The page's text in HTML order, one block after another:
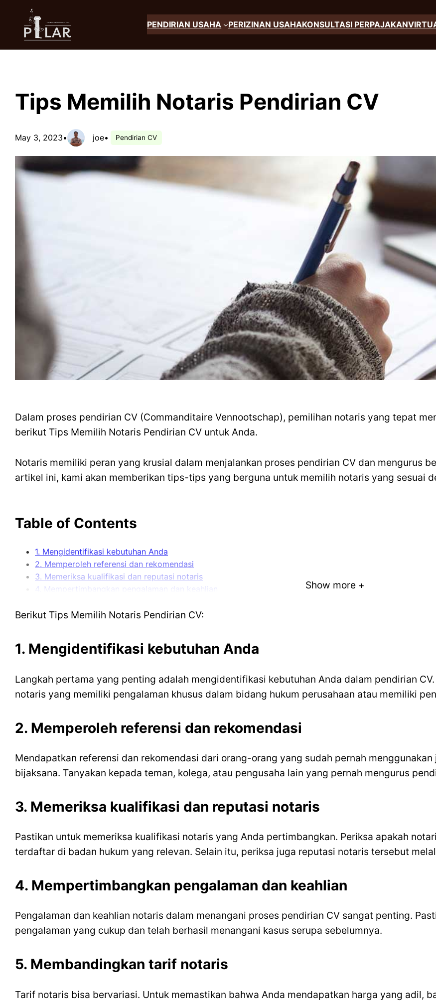
content
PENDIRIAN USAHA PERIZINAN USAHAKONSULTASI PERPAJAKAN
Tips Memilih Notaris Pendirian CV
May 3, 2023• joe• Pendirian CV
Dalam proses pendirian CV (Commanditaire Vennootschap), pemilihan notaris yang tepat
berikut Tips Memilih Notaris Pendirian CV untuk Anda.
Notaris memiliki peran yang krusial dalam menjalankan proses pendirian CV dan mengurus
artikel ini, kami akan memberikan tips-tips yang berguna untuk memilih notaris yang sesuai
Table of Contents
1. Mengidentifikasi kebutuhan Anda
2. Memperoleh referensi dan rekomendasi
3. Memeriksa kualifikasi dan reputasi notaris
4. Mempertimbangkan pengalaman dan keahlian
6. Memastikan ketersediaan dan komunikasi yang baik
9. Memahami peran dan tanggung jawab notaris
11. Melakukan pertemuan konsultasi
12. Memahami prosedur pendirian CV
13. Memeriksa fleksibilitas jadwal
15. Melakukan evaluasi pasca pendirian CV
Kesimpulan
Show more +
Berikut Tips Memilih Notaris Pendirian CV:
1. Mengidentifikasi kebutuhan Anda
Langkah pertama yang penting adalah mengidentifikasi kebutuhan Anda dalam pendirian
notaris yang memiliki pengalaman khusus dalam bidang hukum perusahaan atau memiliki
2. Memperoleh referensi dan rekomendasi
Mendapatkan referensi dan rekomendasi dari orang-orang yang sudah pernah
bijaksana. Tanyakan kepada teman, kolega, atau pengusaha lain yang pernah mengurus
3. Memeriksa kualifikasi dan reputasi notaris
Pastikan untuk memeriksa kualifikasi notaris yang Anda pertimbangkan. Periksa apakah
terdaftar di badan hukum yang relevan. Selain itu, periksa juga reputasi notaris tersebut
4. Mempertimbangkan pengalaman dan keahlian
Pengalaman dan keahlian notaris dalam menangani proses pendirian CV sangat penting.
pengalaman yang cukup dan telah berhasil menangani kasus serupa sebelumnya.
5. Membandingkan tarif notaris
Tarif notaris bisa bervariasi. Untuk memastikan bahwa Anda mendapatkan harga yang adil,